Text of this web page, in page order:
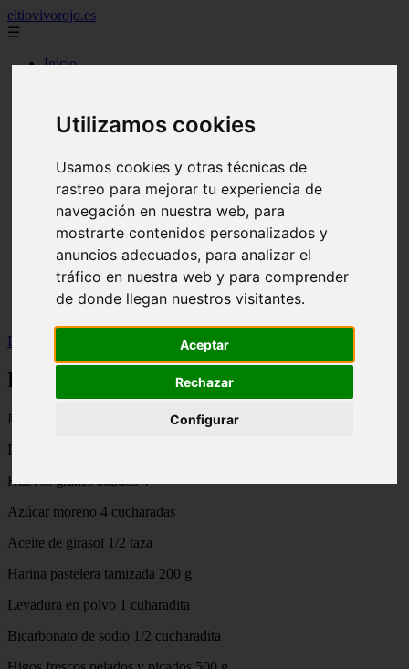
Utilizamos cookies
Usamos cookies y otras técnicas de
rastreo para mejorar tu experiencia de
navegación en nuestra web, para
mostrarte contenidos personalizados y
anuncios adecuados, para analizar el
tráfico en nuestra web y para comprender
de donde llegan nuestros visitantes.
Aceptar
Rechazar
Configurar
eltiovivorojo.es
☰
Inicio
2016
argentina
comidas
espana
huevos
mariscos
otros
postres
producto
reposteria
venezuela
verduras
Inicio
Pan de higos frescos
Pan de higos frescos
📅 20/05/2025
Ingredientes:
Huevos granes batidos 4
Azúcar moreno 4 cucharadas
Aceite de girasol 1/2 taza
Harina pastelera tamizada 200 g
Levadura en polvo 1 cuharadita
Bicarbonato de sodio 1/2 cucharadita